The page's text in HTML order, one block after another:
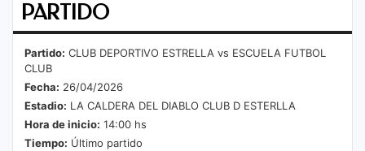
PARTIDO
Partido: CLUB DEPORTIVO ESTRELLA vs ESCUELA FUTBOL
CLUB
Fecha: 26/04/2026
Estadio: LA CALDERA DEL DIABLO CLUB D ESTERLLA
Hora de inicio: 14:00 hs
Tiempo: Último partido